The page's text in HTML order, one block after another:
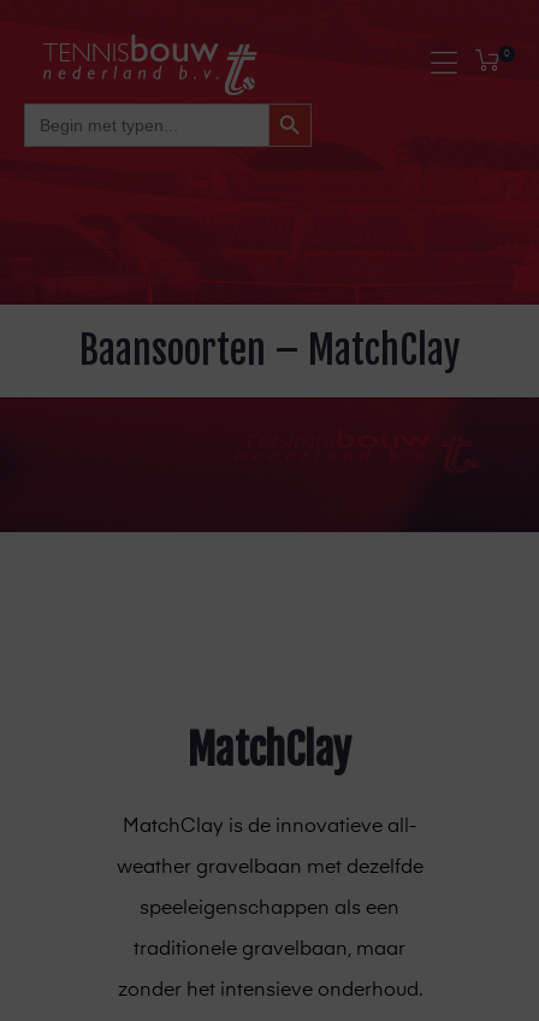
0
Naar:
Zoekknop
Baansoorten – MatchClay
MatchClay
MatchClay is de innovatieve all-
weather gravelbaan met dezelfde
speeleigenschappen als een
traditionele gravelbaan, maar
zonder het intensieve onderhoud.